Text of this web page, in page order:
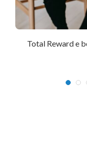
Total Reward e